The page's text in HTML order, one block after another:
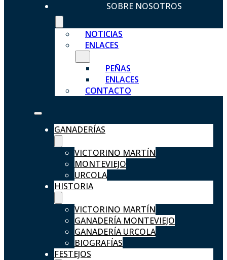
SOBRE NOSOTROS
NOTICIAS
ENLACES
PEÑAS
ENLACES
CONTACTO
GANADERÍAS
VICTORINO MARTÍN
MONTEVIEJO
URCOLA
HISTORIA
VICTORINO MARTÍN
GANADERÍA MONTEVIEJO
GANADERÍA URCOLA
BIOGRAFÍAS
FESTEJOS